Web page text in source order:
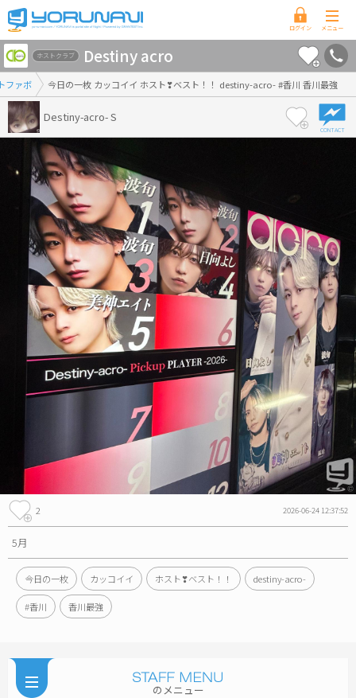
香
川
県
版
ファボ 今日の一枚 カッコイイ ホスト❣ベスト！！ destiny-acro- #香川 香川最強
ホストクラブ Destiny acro
Destiny-acro- S
2 2026-06-24 12:37:52
5月
今日の一枚 カッコイイ ホスト❣ベスト！！ destiny-acro-
#香川 香川最強
のメニュー